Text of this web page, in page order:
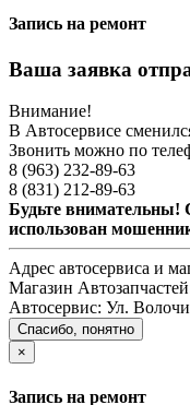
Запись на ремонт
Ваша заявка
Внимание!
В Автосервисе
Звонить можно по
8 (963) 232-89-63
8 (831) 212-89-63
Будьте
использован
Адрес автосервиса и
Магазин
Автосервис: Ул.
Спасибо, понятно
×
Запись на ремонт